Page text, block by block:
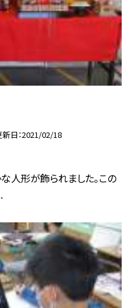
新日 2021/02/18
人形が飾られました。この